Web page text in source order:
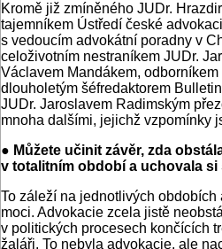
Kromě již zmíněného JUDr.
tajemníkem Ústředí české
s vedoucím advokátní poradny v
celoživotním nestraníkem JUDr.
Václavem Mandákem, odborníkem
dlouholetým šéfredaktorem
JUDr. Jaroslavem Radimským
mnoha dalšími, jejichž vzpomínky
● Můžete učinit závěr, zda
v totalitním období a uchovala
To záleží na jednotlivých
moci. Advokacie zcela jistě
v politických procesech končících
žaláři. To nebyla advokacie, ale